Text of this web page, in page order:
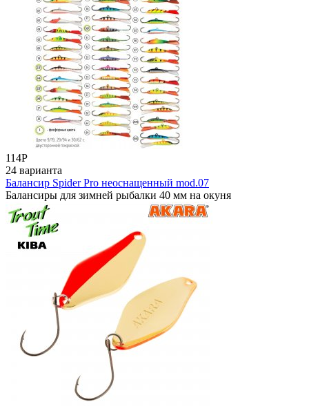
114Р
24 варианта
Балансир Spider Pro неоснащенный mod.07
Балансиры для зимней рыбалки 40 мм на окуня